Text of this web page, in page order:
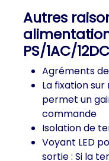
Autres
PS/1AC/
Agréments
La fixation
permet un
commande
Isolation de
Voyant LED
sortie : Si la